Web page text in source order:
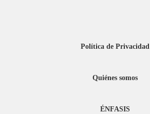
Política de Privacidad
Quiénes somos
ÉNFASIS